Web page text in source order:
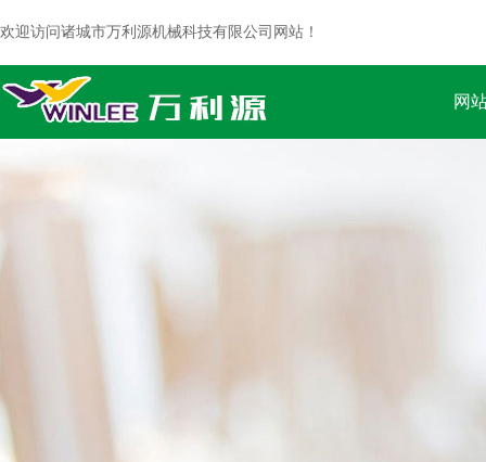
欢迎访问诸城市万利源机械科技有限公司网站！
网